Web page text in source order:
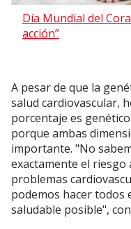
Día Mundial del
acción”
A pesar de que la
salud cardiovascular,
porcentaje es
porque ambas
importante. "No
exactamente el
problemas
podemos hacer todos
saludable posible",